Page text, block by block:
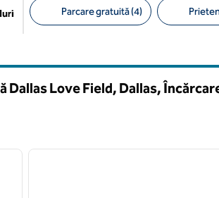
Parcare gratuită (4)
Dallas Love Field, Dallas,
imaginea următoare
1 din 12